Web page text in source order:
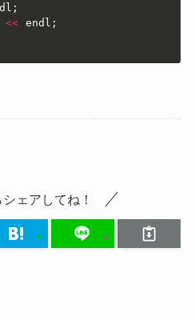
;
<< endl ;
ェアしてね！